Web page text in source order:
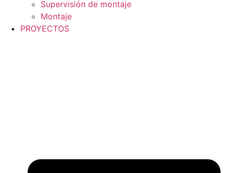
Supervisión de montaje
Montaje
PROYECTOS